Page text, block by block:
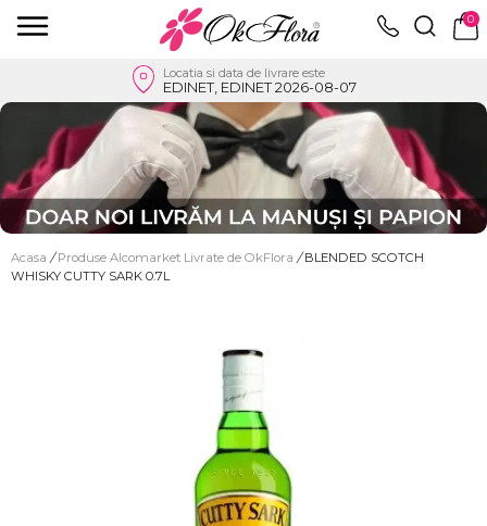
0
Locatia si data de livrare este
EDINET, EDINET 2026-08-07
Acasa / Produse Alcomarket Livrate de OkFlora / BLENDED SCOTCH
WHISKY CUTTY SARK 0.7L